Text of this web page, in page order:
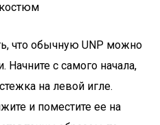
что обычную UNP можно
с самого начала,
на левой игле.
и поместите ее на